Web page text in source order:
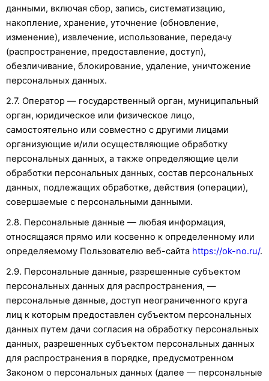
данными, включая сбор, запись, систематизацию,
накопление, хранение, уточнение (обновление,
изменение), извлечение, использование, передачу
(распространение, предоставление, доступ),
обезличивание, блокирование, удаление, уничтожение
персональных данных.
2.7. Оператор — государственный орган, муниципальный
орган, юридическое или физическое лицо,
самостоятельно или совместно с другими лицами
организующие и/или осуществляющие обработку
персональных данных, а также определяющие цели
обработки персональных данных, состав персональных
данных, подлежащих обработке, действия (операции),
совершаемые с персональными данными.
2.8. Персональные данные — любая информация,
относящаяся прямо или косвенно к определенному или
определяемому Пользователю веб-сайта https://ok-no.ru/.
2.9. Персональные данные, разрешенные субъектом
персональных данных для распространения, —
персональные данные, доступ неограниченного круга
лиц к которым предоставлен субъектом персональных
данных путем дачи согласия на обработку персональных
данных, разрешенных субъектом персональных данных
для распространения в порядке, предусмотренном
Законом о персональных данных (далее — персональные